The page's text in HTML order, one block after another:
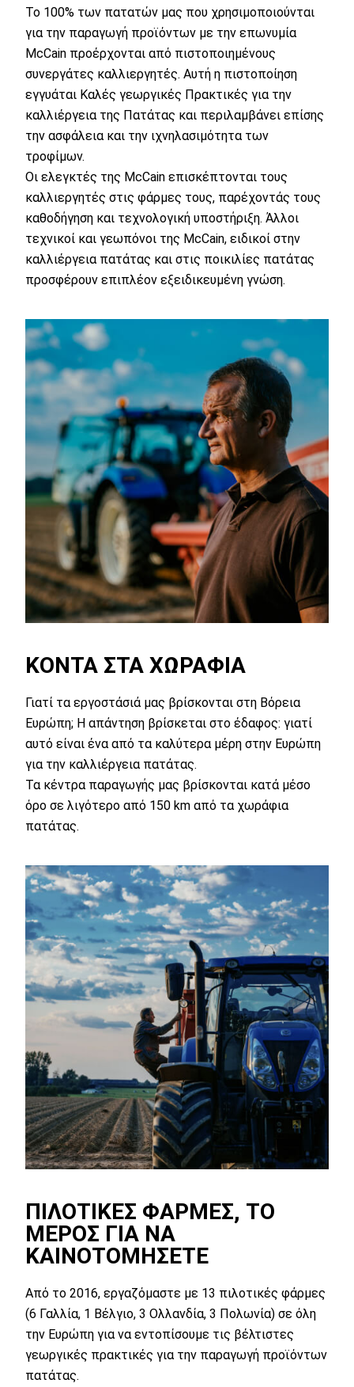
Το 100% των πατατών μας που χρησιμοποιούνται
για την παραγωγή προϊόντων με την επωνυμία
McCain προέρχονται από πιστοποιημένους
συνεργάτες καλλιεργητές. Αυτή η πιστοποίηση
εγγυάται Καλές γεωργικές Πρακτικές για την
καλλιέργεια της Πατάτας και περιλαμβάνει επίσης
την ασφάλεια και την ιχνηλασιμότητα των
τροφίμων.
Οι ελεγκτές της McCain επισκέπτονται τους
καλλιεργητές στις φάρμες τους, παρέχοντάς τους
καθοδήγηση και τεχνολογική υποστήριξη. Άλλοι
τεχνικοί και γεωπόνοι της McCain, ειδικοί στην
καλλιέργεια πατάτας και στις ποικιλίες πατάτας
προσφέρουν επιπλέον εξειδικευμένη γνώση.
ΚΟΝΤΆ ΣΤΑ ΧΩΡΆΦΙΑ
Γιατί τα εργοστάσιά μας βρίσκονται στη Βόρεια
Ευρώπη; Η απάντηση βρίσκεται στο έδαφος: γιατί
αυτό είναι ένα από τα καλύτερα μέρη στην Ευρώπη
για την καλλιέργεια πατάτας.
Τα κέντρα παραγωγής μας βρίσκονται κατά μέσο
όρο σε λιγότερο από 150 km από τα χωράφια
πατάτας.
ΠΙΛΟΤΙΚΈΣ ΦΆΡΜΕΣ, ΤΟ
ΜΈΡΟΣ ΓΙΑ ΝΑ
ΚΑΙΝΟΤΟΜΉΣΕΤΕ
Από το 2016, εργαζόμαστε με 13 πιλοτικές φάρμες
(6 Γαλλία, 1 Βέλγιο, 3 Ολλανδία, 3 Πολωνία) σε όλη
την Ευρώπη για να εντοπίσουμε τις βέλτιστες
γεωργικές πρακτικές για την παραγωγή προϊόντων
πατάτας.